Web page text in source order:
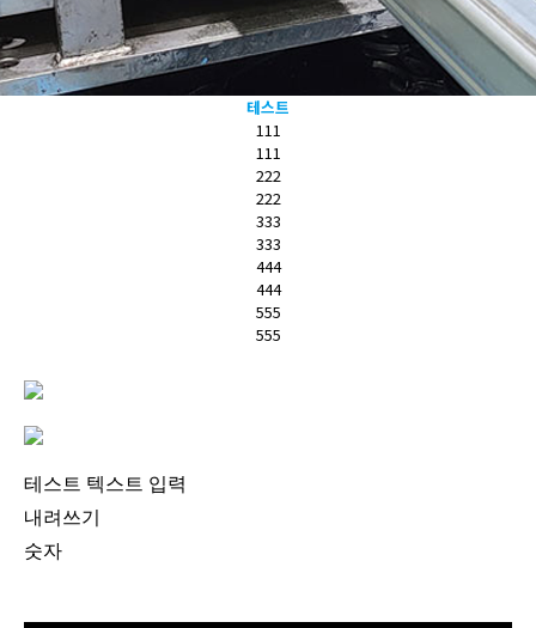
테스트
111
111
222
222
333
333
444
444
555
555
테스트 텍스트 입력
내려쓰기
숫자